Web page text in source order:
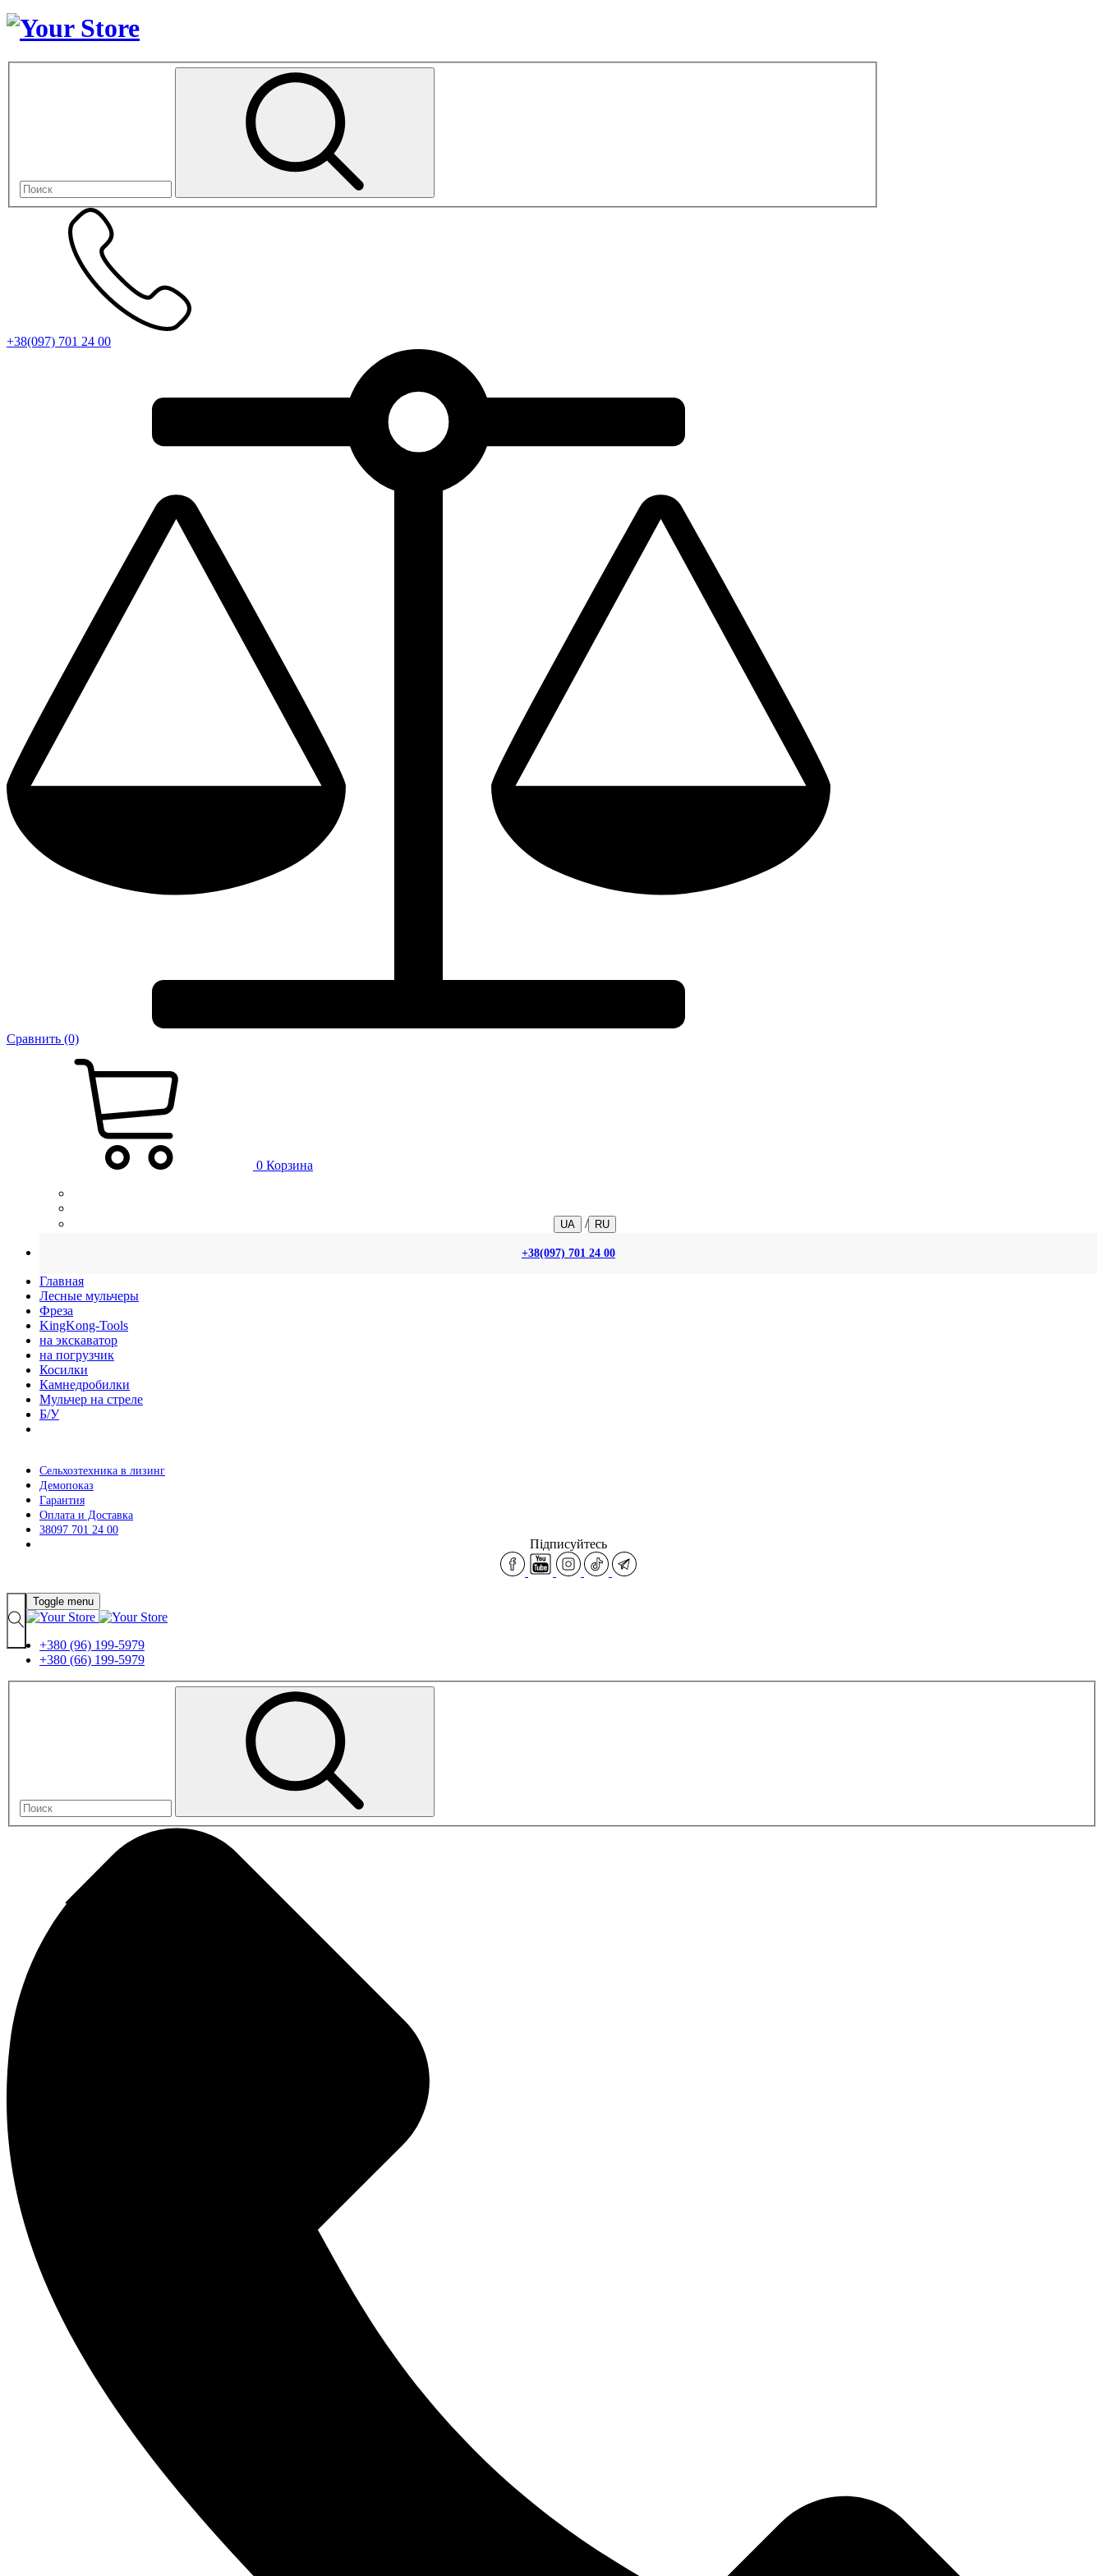
+38(097) 701 24 00
Сравнить (0)
0 Корзина
UA / RU
+38(097) 701 24 00
Главная
Лесные мульчеры
Фреза
KingKong-Tools
на экскаватор
на погрузчик
Косилки
Камнедробилки
Мульчер на стреле
Б/У
Сельхозтехника в лизинг
Демопоказ
Гарантия
Оплата и Доставка
38097 701 24 00
Підписуйтесь
Toggle menu
+380 (96) 199-5979
+380 (66) 199-5979